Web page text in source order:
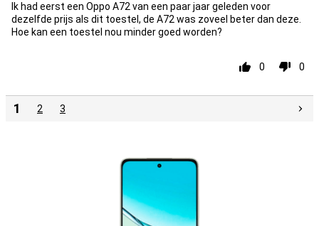
Ik had eerst een Oppo A72 van een paar jaar geleden voor
dezelfde prijs als dit toestel, de A72 was zoveel beter dan deze.
Hoe kan een toestel nou minder goed worden?
0 0
1 2 3